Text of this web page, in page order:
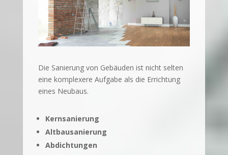
Die Sanierung von Gebäuden ist nicht selten
eine komplexere Aufgabe als die Errichtung
eines Neubaus.
Kernsanierung
Altbausanierung
Abdichtungen